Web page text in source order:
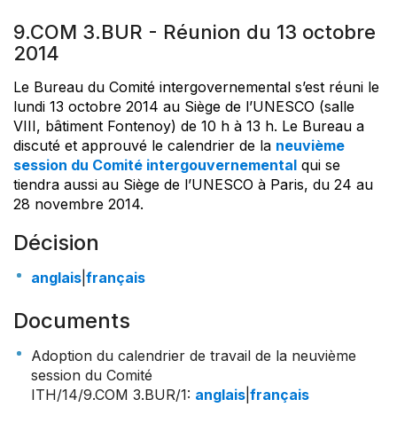
9.COM 3.BUR - Réunion du 13 octobre
2014
Le Bureau du Comité intergovernemental s’est réuni le
lundi 13 octobre 2014 au Siège de l’UNESCO (salle
VIII, bâtiment Fontenoy) de 10 h à 13 h. Le Bureau a
discuté et approuvé le calendrier de la neuvième
session du Comité intergouvernemental qui se
tiendra aussi au Siège de l’UNESCO à Paris, du 24 au
28 novembre 2014.
Décision
anglais français
Documents
Adoption du calendrier de travail de la neuvième
session du Comité
ITH/14/9.COM 3.BUR/1: anglais français